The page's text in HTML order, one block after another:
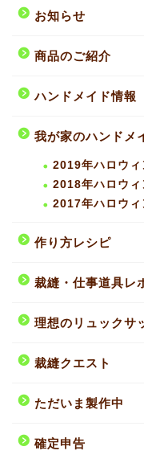
お知らせ
商品のご紹介
ハンドメイド情報
我が家のハンドメ
2019年ハロウィ
2018年ハロウィ
2017年ハロウィ
作り方レシピ
裁縫・仕事道具レ
理想のリュックサ
裁縫クエスト
ただいま製作中
確定申告